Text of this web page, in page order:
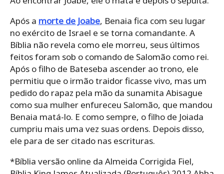
Após a morte de Joabe, Benaia fica com seu lugar
no exército de Israel e se torna comandante. A
Bíblia não revela como ele morreu, seus últimos
feitos foram sob o comando de Salomão como rei.
Após o filho de Bateseba ascender ao trono, ele
permitiu que o irmão traidor ficasse vivo, mas um
pedido do rapaz pela mão da sunamita Abisague
como sua mulher enfureceu Salomão, que mandou
Benaia matá-lo. E como sempre, o filho de Joiada
cumpriu mais uma vez suas ordens. Depois disso,
ele para de ser citado nas escrituras.
*Bíblia versão online da Almeida Corrigida Fiel,